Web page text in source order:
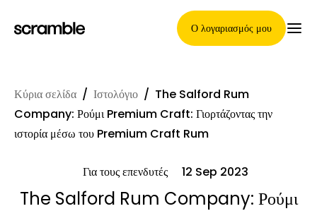
Ο λογαριασμός μου
Κύρια Σελίδα
Όροι ανάθεσης απαιτήσεων
Κύρια σελίδα / Ιστολόγιο / The Salford Rum
Company: Ρούμι Premium Craft: Γιορτάζοντας την
ιστορία μέσω του Premium Craft Rum
Για τους επενδυτές 12 Sep 2023
The Salford Rum Company: Ρούμι